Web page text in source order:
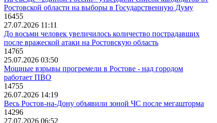
Ростовской области на выборы в Государственную Думу
16455
27.07.2026 11:11
До восьми человек увеличилось количество пострадавших
после вражеской атаки на Ростовскую область
14765
25.07.2026 03:50
Мощные взрывы прогремели в Ростове - над городом
работает ПВО
14755
26.07.2026 14:19
Весь Ростов-на-Дону объявили зоной ЧС после мегашторма
14296
27.07.2026 06:52